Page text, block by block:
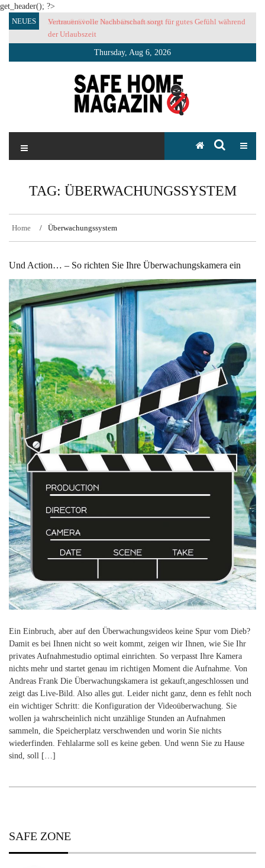
get_header(); ?>
Skip
content
NEUES
Vertrauensvolle Nachbarschaft sorgt für gutes Gefühl während
der Urlaubszeit
Thursday, Aug 6, 2026
SAFE HOME Magazin
TAG: ÜBERWACHUNGSSYSTEM
Home Überwachungssystem
Und Action… – So richten Sie Ihre Überwachungskamera ein
Ein Einbruch, aber auf den Überwachungsvideos keine Spur vom Dieb?
Damit es bei Ihnen nicht so weit kommt, zeigen wir Ihnen, wie Sie Ihr
privates Aufnahmestudio optimal einrichten. So verpasst Ihre Kamera
nichts mehr und startet genau im richtigen Moment die Aufnahme. Von
Andreas Frank Die Überwachungskamera ist gekauft,angeschlossen und
zeigt das Live-Bild. Also alles gut. Leider nicht ganz, denn es fehlt noch
ein wichtiger Schritt: die Konfiguration der Videoüberwachung. Sie
wollen ja wahrscheinlich nicht unzählige Stunden an Aufnahmen
sammeln, die Speicherplatz verschwenden und worin Sie nichts
wiederfinden. Fehlalarme soll es keine geben. Und wenn Sie zu Hause
sind, soll […]
SAFE ZONE